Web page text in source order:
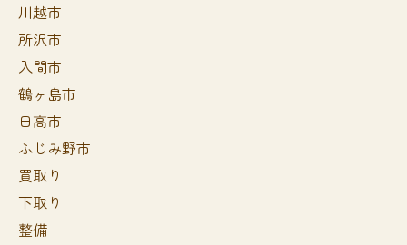
川越市
所沢市
入間市
鶴ヶ島市
日高市
ふじみ野市
買取り
下取り
整備